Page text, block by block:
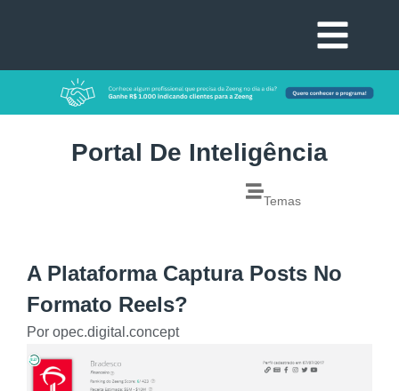
Portal De Inteligência
Temas
A Plataforma Captura Posts No
Formato Reels?
Por opec.digital.concept